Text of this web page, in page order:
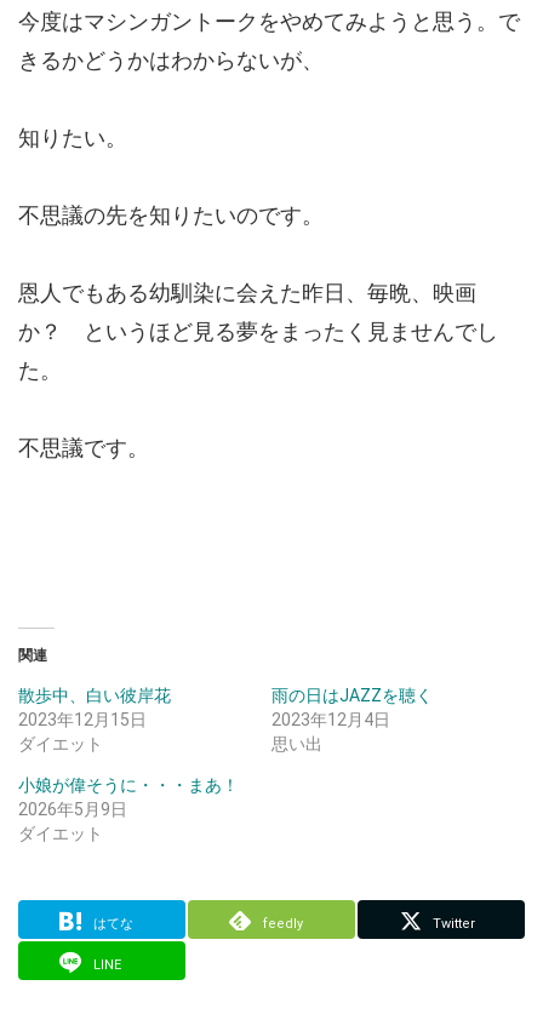
今度はマシンガントークをやめてみようと思う。で
きるかどうかはわからないが、
知りたい。
不思議の先を知りたいのです。
恩人でもある幼馴染に会えた昨日、毎晩、映画
か？ というほど見る夢をまったく見ませんでし
た。
不思議です。
関連
散歩中、白い彼岸花
2023年12月15日
ダイエット
雨の日はJAZZを聴く
2023年12月4日
思い出
小娘が偉そうに・・・まあ！
2026年5月9日
ダイエット
はてな feedly Twitter
LINE